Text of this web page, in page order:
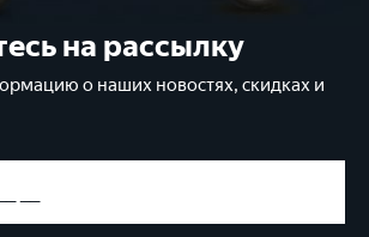
на рассылку
о наших новостях, скидках и